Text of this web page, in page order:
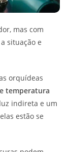
mas com
situação e
orquídeas
temperatura
indireta e um
estão se